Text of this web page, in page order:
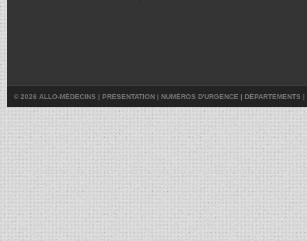
© 2026 ALLO-MÉDECINS | PRÉSENTATION | NUMÉROS D'URGENCE | DÉPARTEMENTS |